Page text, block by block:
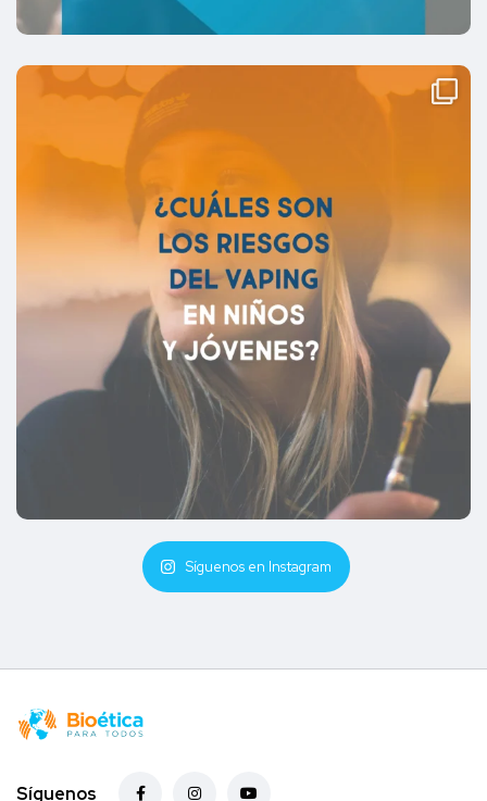
Síguenos en Instagram
Síguenos